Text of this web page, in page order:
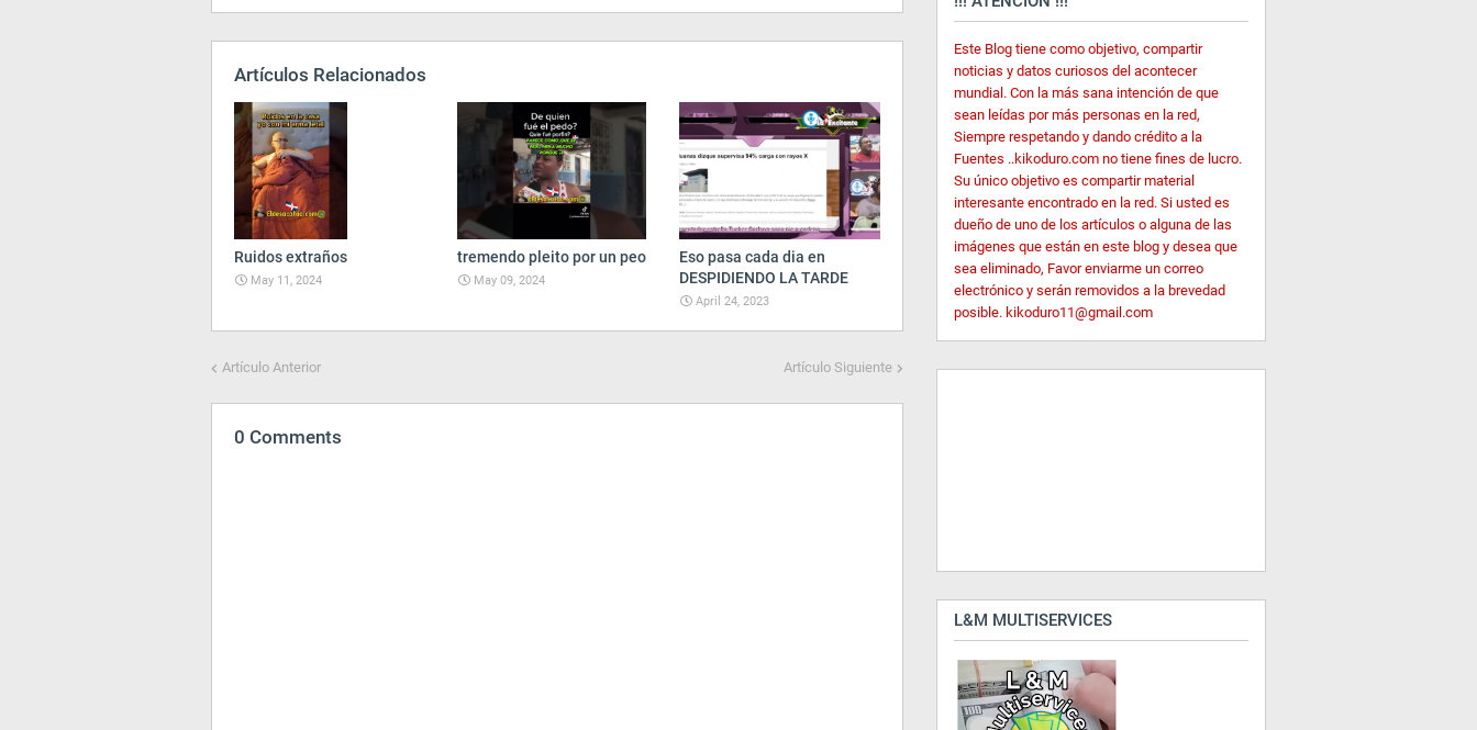
Artículos Relacionados
Ruidos extraños
May 11, 2024
tremendo pleito por un peo
May 09, 2024
Eso pasa cada dia en
DESPIDIENDO LA TARDE
April 24, 2023
Artículo Anterior Artículo Siguiente
0 Comments
Este Blog tiene como objetivo, compartir
noticias y datos curiosos del acontecer
mundial. Con la más sana intención de que
sean leídas por más personas en la red,
Siempre respetando y dando crédito a la
Fuentes ..kikoduro.com no tiene fines de lucro.
Su único objetivo es compartir material
interesante encontrado en la red. Si usted es
dueño de uno de los artículos o alguna de las
imágenes que están en este blog y desea que
sea eliminado, Favor enviarme un correo
electrónico y serán removidos a la brevedad
posible. kikoduro11@gmail.com
L&M MULTISERVICES